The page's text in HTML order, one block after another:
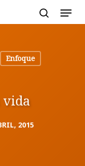
Enfoque
vida
2015